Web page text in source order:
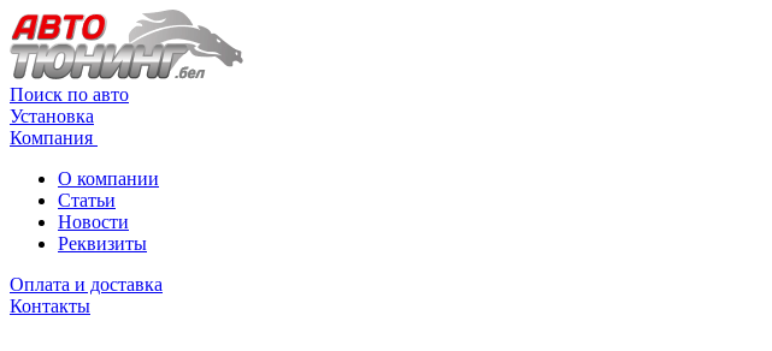
Поиск по авто
Установка
Компания
О компании
Статьи
Новости
Реквизиты
Оплата и доставка
Контакты